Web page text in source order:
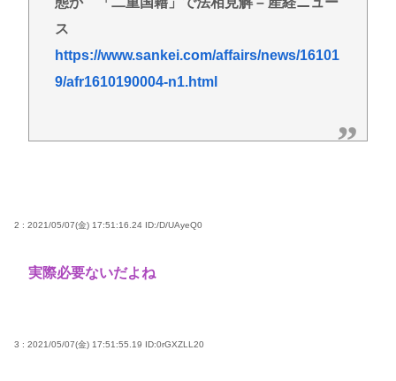
ス
https://www.sankei.com/affairs/news/16101
9/afr1610190004-n1.html
2 : 2021/05/07(金) 17:51:16.24 ID:/D/UAyeQ0
実際必要ないだよね
3 : 2021/05/07(金) 17:51:55.19 ID:0rGXZLL20